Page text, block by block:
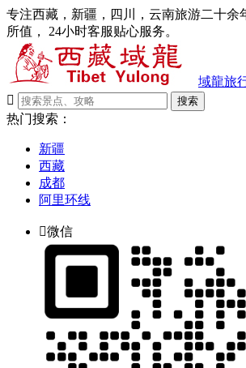
专注西藏，新疆，四川，云南旅游二十余
所值， 24小时客服贴心服务。
域龍旅

搜索
热门搜索：
新疆
西藏
成都
阿里环线
微信